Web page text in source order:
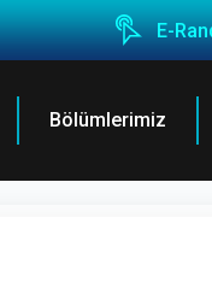
E-
Bölümlerimiz